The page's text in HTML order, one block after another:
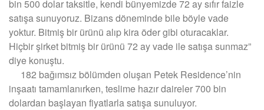
bin 500 dolar taksitle, kendi bünyemizde 72 ay sıfır faizle
satışa sunuyoruz. Bizans döneminde bile böyle vade
yoktur. Bitmiş bir ürünü alıp kira öder gibi oturacaklar.
Hiçbir şirket bitmiş bir ürünü 72 ay vade ile satışa sunmaz”
diye konuştu.
182 bağımsız bölümden oluşan Petek Residence’nin
inşaatı tamamlanırken, teslime hazır daireler 700 bin
dolardan başlayan fiyatlarla satışa sunuluyor.